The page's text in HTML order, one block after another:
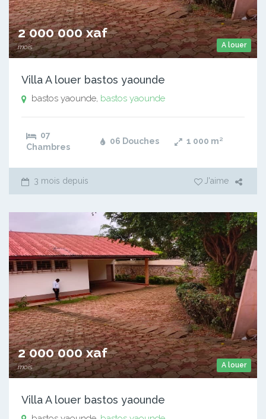
A louer
2 000 000 xaf
mois
Villa A louer bastos yaounde
bastos yaounde, bastos yaounde
07
Chambres
06 Douches 1 000 m²
3 mois depuis J'aime
A louer
2 000 000 xaf
mois
Villa A louer bastos yaounde